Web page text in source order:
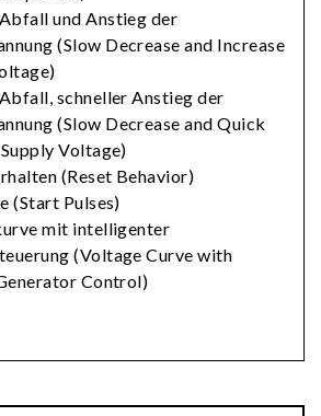
und Anstieg der
(Slow Decrease and Increase
schneller Anstieg der
(Slow Decrease and Quick
Voltage)
(Reset Behavior)
(Start Pulses)
mit intelligenter
(Voltage Curve with
Control)